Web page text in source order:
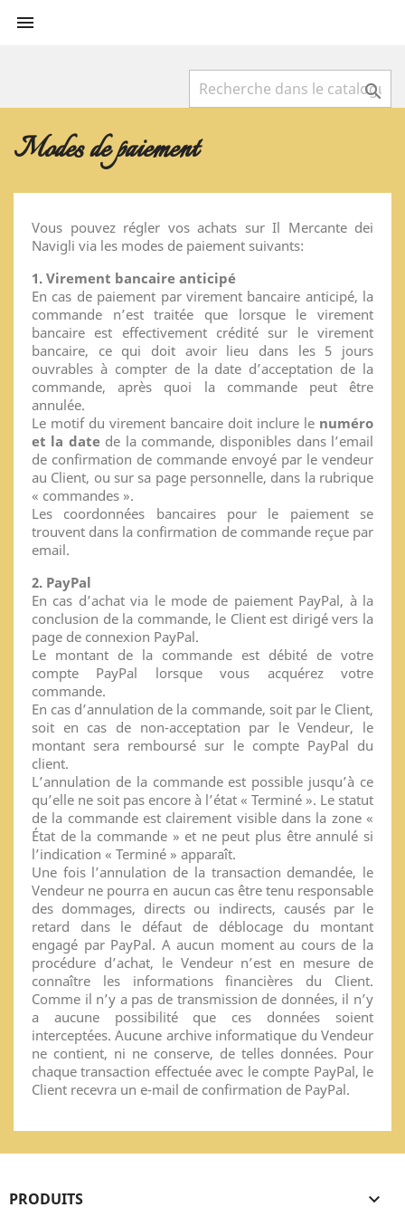


Modes de paiement
Vous pouvez régler vos achats sur Il Mercante dei
Navigli via les modes de paiement suivants:
1. Virement bancaire anticipé
En cas de paiement par virement bancaire anticipé, la
commande n’est traitée que lorsque le virement
bancaire est effectivement crédité sur le virement
bancaire, ce qui doit avoir lieu dans les 5 jours
ouvrables à compter de la date d’acceptation de la
commande, après quoi la commande peut être
annulée.
Le motif du virement bancaire doit inclure le numéro
et la datede la commande, disponibles dans l’email
de confirmation de commande envoyé par le vendeur
au Client, ou sur sa page personnelle, dans la rubrique
« commandes ».
Les coordonnées bancaires pour le paiement se
trouvent dans la confirmation de commande reçue par
email.
2. PayPal
En cas d’achat via le mode de paiement PayPal, à la
conclusion de la commande, le Client est dirigé vers la
page de connexion PayPal.
Le montant de la commande est débité de votre
compte PayPal lorsque vous acquérez votre
commande.
En cas d’annulation de la commande, soit par le Client,
soit en cas de non-acceptation par le Vendeur, le
montant sera remboursé sur le compte PayPal du
client.
L’annulation de la commande est possible jusqu’à ce
qu’elle ne soit pas encore à l’état « Terminé ». Le statut
de la commande est clairement visible dans la zone «
État de la commande » et ne peut plus être annulé si
l’indication « Terminé » apparaît.
Une fois l’annulation de la transaction demandée, le
Vendeur ne pourra en aucun cas être tenu responsable
des dommages, directs ou indirects, causés par le
retard dans le défaut de déblocage du montant
engagé par PayPal. A aucun moment au cours de la
procédure d’achat, le Vendeur n’est en mesure de
connaître les informations financières du Client.
Comme il n’y a pas de transmission de données, il n’y
a aucune possibilité que ces données soient
interceptées. Aucune archive informatique du Vendeur
ne contient, ni ne conserve, de telles données. Pour
chaque transaction effectuée avec le compte PayPal, le
Client recevra un e-mail de confirmation de PayPal.
PRODUITS 